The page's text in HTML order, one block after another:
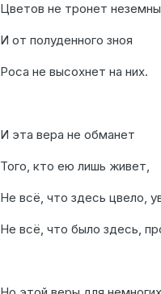
Цветов не тронет
И от полуденного зноя
Роса не высохнет на них.
И эта вера не обманет
Того, кто ею лишь живет,
Не всё, что здесь цвело,
Не всё, что было здесь,